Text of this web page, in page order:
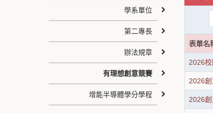
表單名
2026
2026
2026
學系單位
第二專長
辦法規章
有理想創意競賽
增能半導體學分學程